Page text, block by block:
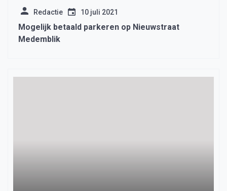
Redactie 10 juli 2021
Mogelijk betaald parkeren op Nieuwstraat
Medemblik